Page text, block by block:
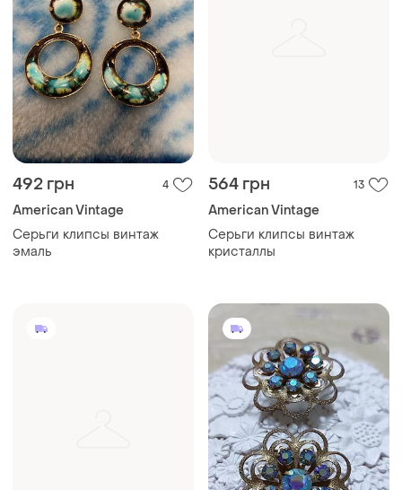
492 грн 4
American Vintage
Серьги клипсы винтаж
эмаль
564 грн 13
American Vintage
Серьги клипсы винтаж
кристаллы